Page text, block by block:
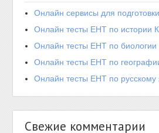
Онлайн сервисы для
Онлайн тесты ЕНТ по истории
Онлайн тесты ЕНТ по биологии
Онлайн тесты ЕНТ по
Онлайн тесты ЕНТ по русскому
Свежие комментарии